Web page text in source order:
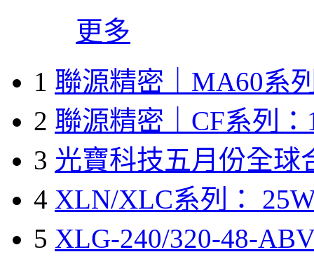
更多
1 聯源精密｜MA60系
2 聯源精密｜CF系列：
3 光寶科技五月份全球
4 XLN/XLC系列：
5 XLG-240/320-48-